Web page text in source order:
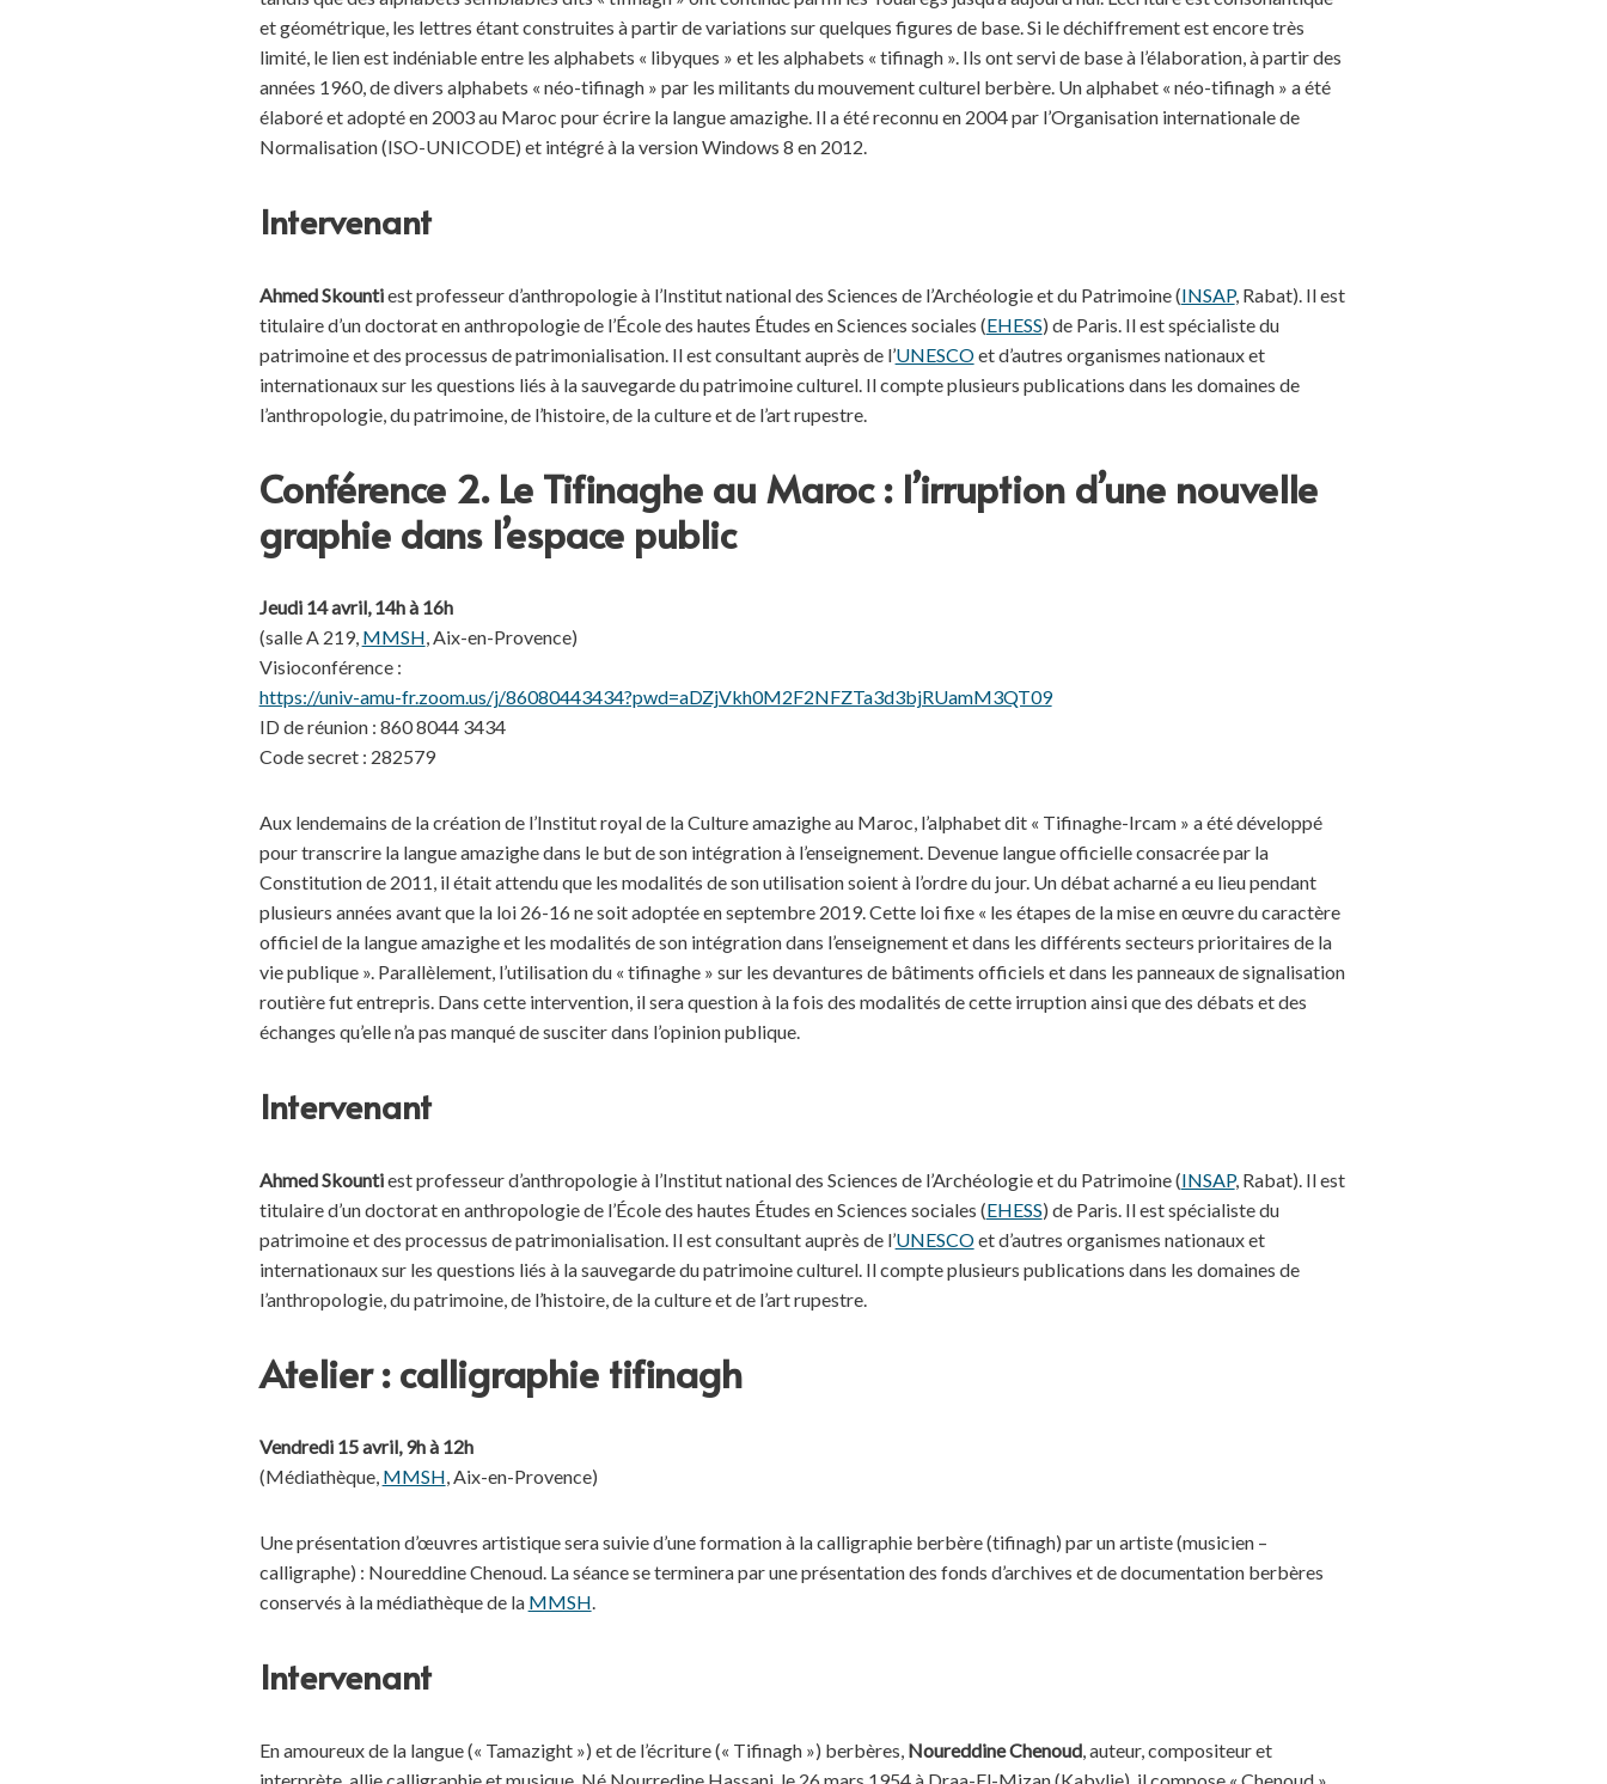
et géométrique, les lettres étant construites à partir de variations sur quelques figures de base. Si le déchiffrement est encore très
limité, le lien est indéniable entre les alphabets « libyques » et les alphabets « tifinagh ». Ils ont servi de base à l’élaboration, à partir des
années 1960, de divers alphabets « néo-tifinagh » par les militants du mouvement culturel berbère. Un alphabet « néo-tifinagh » a été
élaboré et adopté en 2003 au Maroc pour écrire la langue amazighe. Il a été reconnu en 2004 par l’Organisation internationale de
Normalisation (ISO-UNICODE) et intégré à la version Windows 8 en 2012.
Intervenant
Ahmed Skountiest professeur d’anthropologie à l’Institut national des Sciences de l’Archéologie et du Patrimoine (INSAP, Rabat). Il est
titulaire d’un doctorat en anthropologie de l’École des hautes Études en Sciences sociales (EHESS) de Paris. Il est spécialiste du
patrimoine et des processus de patrimonialisation. Il est consultant auprès de l’UNESCOet d’autres organismes nationaux et
internationaux sur les questions liés à la sauvegarde du patrimoine culturel. Il compte plusieurs publications dans les domaines de
l’anthropologie, du patrimoine, de l’histoire, de la culture et de l’art rupestre.
Conférence 2. Le Tifinaghe au Maroc : l’irruption d’une nouvelle
graphie dans l’espace public
Jeudi 14 avril, 14h à 16h
(salle A 219, MMSH, Aix-en-Provence)
Visioconférence :
https://univ-amu-fr.zoom.us/j/86080443434?pwd=aDZjVkh0M2F2NFZTa3d3bjRUamM3QT09
ID de réunion : 860 8044 3434
Code secret : 282579
Aux lendemains de la création de l’Institut royal de la Culture amazighe au Maroc, l’alphabet dit « Tifinaghe-Ircam » a été développé
pour transcrire la langue amazighe dans le but de son intégration à l’enseignement. Devenue langue officielle consacrée par la
Constitution de 2011, il était attendu que les modalités de son utilisation soient à l’ordre du jour. Un débat acharné a eu lieu pendant
plusieurs années avant que la loi 26-16 ne soit adoptée en septembre 2019. Cette loi fixe « les étapes de la mise en œuvre du caractère
officiel de la langue amazighe et les modalités de son intégration dans l’enseignement et dans les différents secteurs prioritaires de la
vie publique ». Parallèlement, l’utilisation du « tifinaghe » sur les devantures de bâtiments officiels et dans les panneaux de signalisation
routière fut entrepris. Dans cette intervention, il sera question à la fois des modalités de cette irruption ainsi que des débats et des
échanges qu’elle n’a pas manqué de susciter dans l’opinion publique.
Intervenant
Ahmed Skountiest professeur d’anthropologie à l’Institut national des Sciences de l’Archéologie et du Patrimoine (INSAP, Rabat). Il est
titulaire d’un doctorat en anthropologie de l’École des hautes Études en Sciences sociales (EHESS) de Paris. Il est spécialiste du
patrimoine et des processus de patrimonialisation. Il est consultant auprès de l’UNESCOet d’autres organismes nationaux et
internationaux sur les questions liés à la sauvegarde du patrimoine culturel. Il compte plusieurs publications dans les domaines de
l’anthropologie, du patrimoine, de l’histoire, de la culture et de l’art rupestre.
Atelier : calligraphie tifinagh
Vendredi 15 avril, 9h à 12h
(Médiathèque, MMSH, Aix-en-Provence)
Une présentation d’œuvres artistique sera suivie d’une formation à la calligraphie berbère (tifinagh) par un artiste (musicien –
calligraphe) : Noureddine Chenoud. La séance se terminera par une présentation des fonds d’archives et de documentation berbères
conservés à la médiathèque de la MMSH.
Intervenant
En amoureux de la langue (« Tamazight ») et de l’écriture (« Tifinagh ») berbères, Noureddine Chenoud, auteur, compositeur et